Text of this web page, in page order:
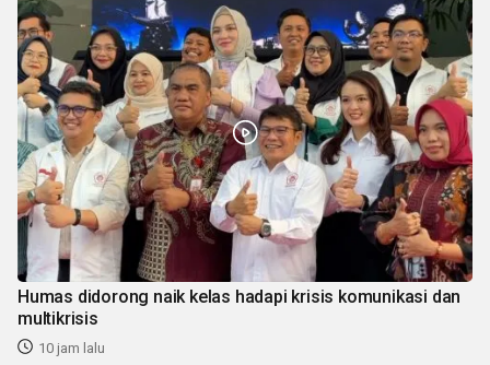
Humas didorong naik kelas hadapi krisis komunikasi dan
multikrisis
10 jam lalu